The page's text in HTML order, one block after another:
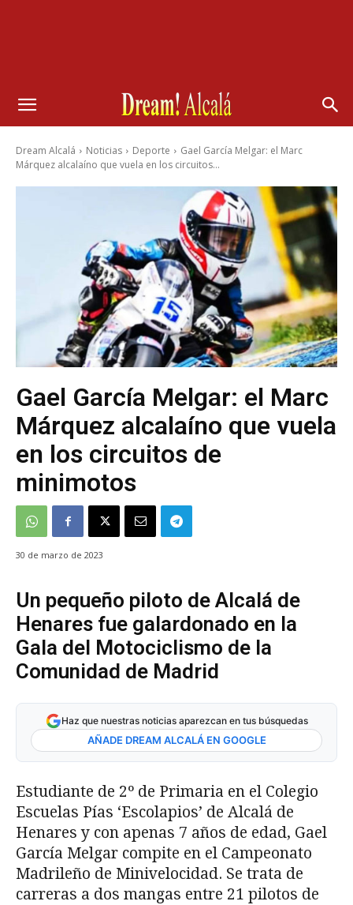
Dream Alcalá Noticias Deporte
Gael García Melgar: el Marc
Márquez alcalaíno que vuela en los circuitos...
Gael García Melgar: el Marc
Márquez alcalaíno que vuela
en los circuitos de
minimotos
30 de marzo de 2023
Un pequeño piloto de Alcalá de
Henares fue galardonado en la
Gala del Motociclismo de la
Comunidad de Madrid
Haz que nuestras noticias aparezcan en tus búsquedas
AÑADE DREAM ALCALÁ EN GOOGLE
Estudiante de 2º de Primaria en el Colegio
Escuelas Pías ‘Escolapios’ de Alcalá de
Henares y con apenas 7 años de edad, Gael
García Melgar compite en el Campeonato
Madrileño de Minivelocidad. Se trata de
carreras a dos mangas entre 21 pilotos de